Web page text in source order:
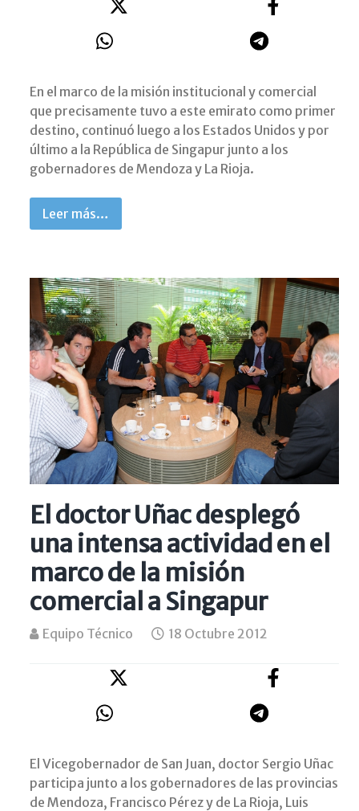
En el marco de la misión institucional y comercial
que precisamente tuvo a este emirato como primer
destino, continuó luego a los Estados Unidos y por
último a la República de Singapur junto a los
gobernadores de Mendoza y La Rioja.
Leer más…
El doctor Uñac desplegó
una intensa actividad en el
marco de la misión
comercial a Singapur
Equipo Técnico 18 Octubre 2012
El Vicegobernador de San Juan, doctor Sergio Uñac
participa junto a los gobernadores de las provincias
de Mendoza, Francisco Pérez y de La Rioja, Luis